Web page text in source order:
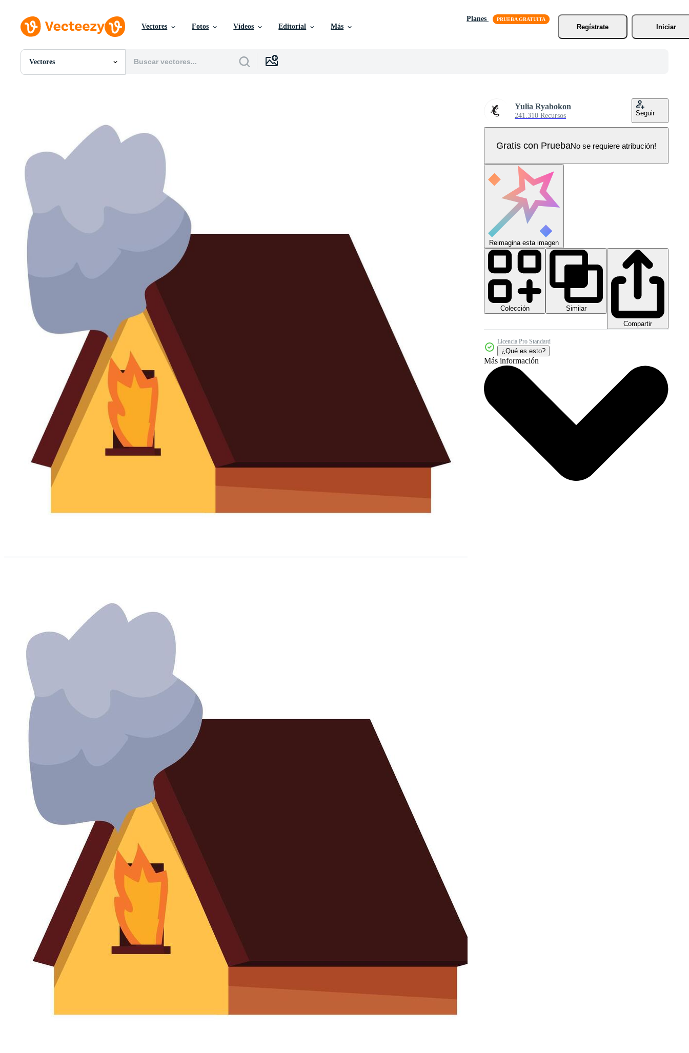
Vectores Fotos Vídeos Editorial Más
Planes
Regístrate
Iniciar
Vectores
Todas Imágenes
Gráficos en Movimiento
Yulia Ryabokon
241.310 Recursos Seguir
Gratis con PruebaNo se requiere atribución!
Reimagina esta imagen
Colección
Similar
Compartir
Licencia Pro Standard
¿Qué es esto?
Más información